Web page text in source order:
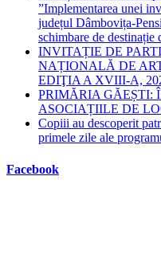
”Implementarea unei
județul Dâmbovița-
schimbare de
INVITAȚIE DE
NAȚIONALĂ DE
EDIŢIA A XVIII-A,
PRIMĂRIA GĂEȘTI:
ASOCIAȚIILE DE
Copiii au descoperit
primele zile ale
Facebook